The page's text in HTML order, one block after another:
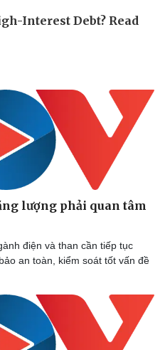
lượng phải quan tâm
điện và than cần tiếp tục
an toàn, kiểm soát tốt vấn đề